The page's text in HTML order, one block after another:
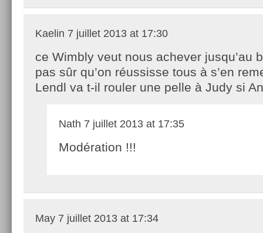
Kaelin 7 juillet 2013 at 17:30
ce Wimbly veut nous achever jusqu’au
pas sûr qu’on réussisse tous à s’en
Lendl va t-il rouler une pelle à Judy si
Nath 7 juillet 2013 at 17:35
Modération !!!
May 7 juillet 2013 at 17:34